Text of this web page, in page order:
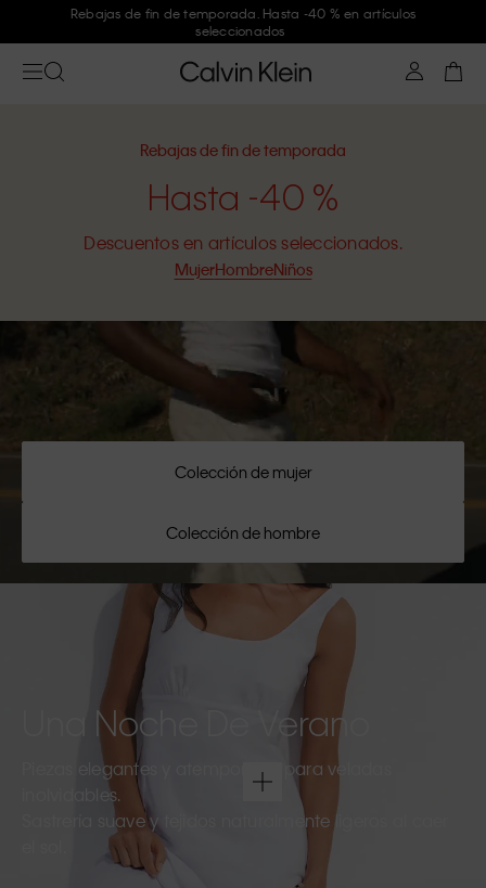
Únete a Calvin Klein y consigue un -10 %
Rebajas de fin de temporada
Hasta -40 %
Descuentos en artículos seleccionados.
MujerHombreNiños
Colección de mujer
Colección de hombre
Una Noche De Verano
Piezas elegantes y atemporales para veladas
inolvidables.
Sastrería suave y tejidos naturalmente ligeros al caer